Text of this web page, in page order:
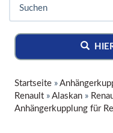
Startseite »
Renault » Alaskan »
Anhängerkupplung für